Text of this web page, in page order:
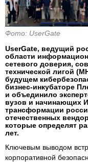
Фото: UserGate
UserGate, ведущий
области
сетевого доверия,
технической лигой
будущем
бизнес-инкубаторе
и объединило
вузов и начинающих
трансформации
отечественных
которые определят
лет.
Ключевым выводом
корпоративной